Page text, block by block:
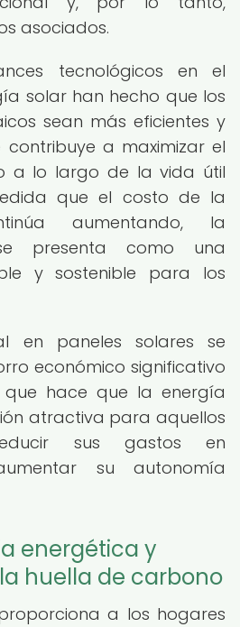
asociados.
tecnológicos en el
solar han hecho que los
sean más eficientes y
contribuye a maximizar el
a lo largo de la vida útil
que el costo de la
aumentando, la
presenta como una
y sostenible para los
en paneles solares se
económico significativo
hace que la energía
atractiva para aquellos
sus gastos en
su autonomía
energética y
huella de carbono
a los hogares